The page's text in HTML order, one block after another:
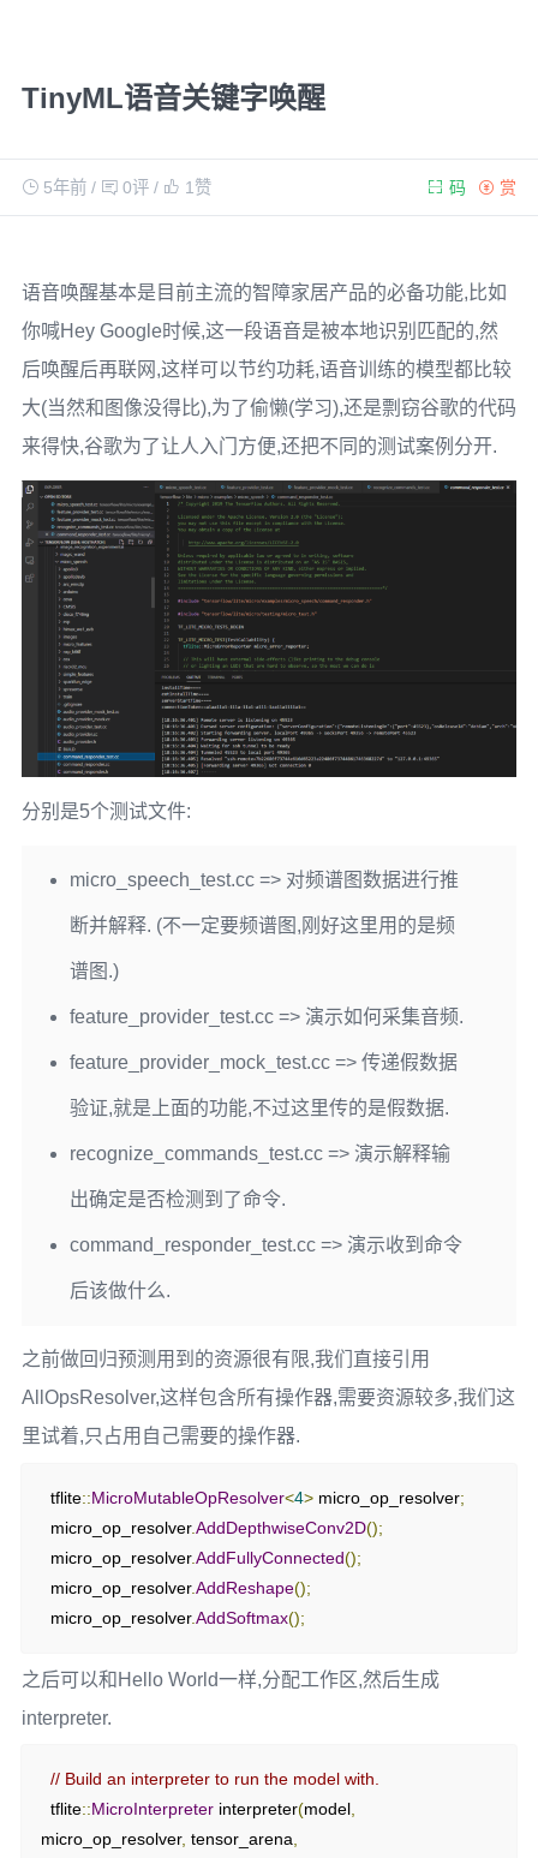
TinyML语音关键字唤醒
5年前/ 0评/ 1 赞 赏
码
语音唤醒基本是目前主流的智障家居产品的必备功能,比如
你喊Hey Google时候,这一段语音是被本地识别匹配的,然
后唤醒后再联网,这样可以节约功耗,语音训练的模型都比较
大(当然和图像没得比),为了偷懒(学习),还是剽窃谷歌的代码
来得快,谷歌为了让人入门方便,还把不同的测试案例分开.
分别是5个测试文件:
micro_speech_test.cc => 对频谱图数据进行推
断并解释. (不一定要频谱图,刚好这里用的是频
谱图.)
feature_provider_test.cc => 演示如何采集音频.
feature_provider_mock_test.cc => 传递假数据
验证,就是上面的功能,不过这里传的是假数据.
recognize_commands_test.cc => 演示解释输
出确定是否检测到了命令.
command_responder_test.cc => 演示收到命令
后该做什么.
之前做回归预测用到的资源很有限,我们直接引用
AllOpsResolver,这样包含所有操作器,需要资源较多,我们这
里试着,只占用自己需要的操作器.
  tflite
::MicroMutableOpResolver<4> micro_op_resolver;
  micro_op_resolver
.AddDepthwiseConv2D();
  micro_op_resolver
.AddFullyConnected();
  micro_op_resolver
.AddReshape();
  micro_op_resolver
.AddSoftmax();
之后可以和Hello World一样,分配工作区,然后生成
interpreter.
// Build an interpreter to run the model with.
  tflite
::MicroInterpreter interpreter(model,
micro_op_resolver, tensor_arena